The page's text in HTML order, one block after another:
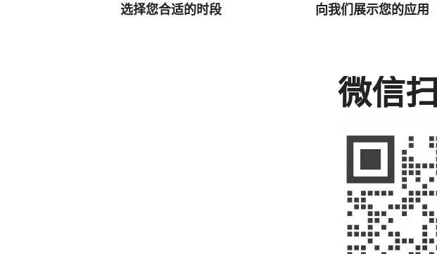
选择您合适的时段 向我们展示您的应用
微信